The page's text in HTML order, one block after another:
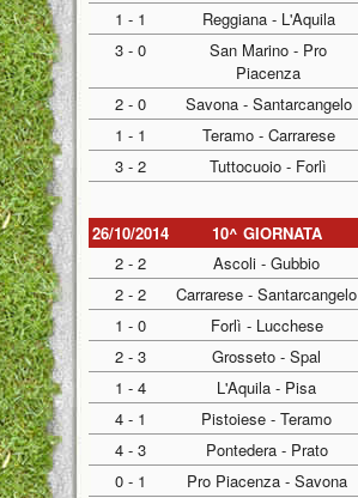
1 - 1
Reggiana - L'Aquila
3 - 0
San Marino - Pro
Piacenza
2 - 0 Savona - Santarcangelo
1 - 1
Teramo - Carrarese
3 - 2
Tuttocuoio - Forlì
26/10/2014 10^ GIORNATA
2 - 2
Ascoli - Gubbio
2 - 2
Carrarese - Santarcangelo
1 - 0
Forlì - Lucchese
2 - 3
Grosseto - Spal
1 - 4
L'Aquila - Pisa
4 - 1
Pistoiese - Teramo
4 - 3
Pontedera - Prato
0 - 1
Pro Piacenza - Savona